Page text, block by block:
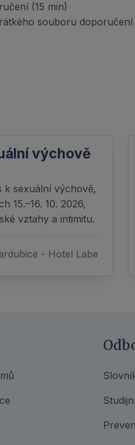
(15 min)
souboru
výchově
k sexuální výchově,
15.–16. 10. 2026,
vztahy a intimitu.
- Hotel Labe